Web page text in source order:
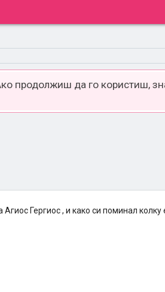
продолжиш да го користиш,
Гергиос , и како си поминал колку